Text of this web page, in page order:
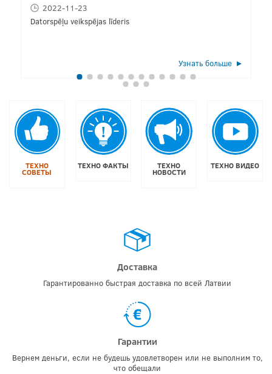
2022-11-23
Datorspēļu veikspējas līderis
Узнать больше
ТЕХНО
СОВЕТЫ
ТЕХНО ФАКТЫ ТЕХНО
НОВОСТИ
ТЕХНО ВИДЕО
Доставка
Гарантированно быстрая доставка по всей Латвии
Гарантии
Вернем деньги, если не будешь удовлетворен или не выполним то,
что обещали